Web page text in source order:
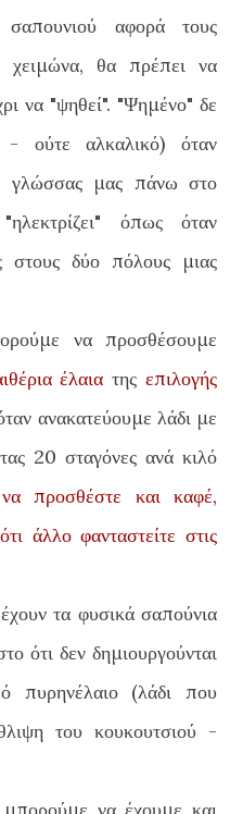
αφορά τους
θα πρέπει να
να "ψηθεί". "Ψημένο" δε
- ούτε αλκαλικό) όταν
γλώσσας μας πάνω στο
όπως όταν
δύο πόλους μιας
να προσθέσουμε
έλαια τηςεπιλογής
ανακατεύουμε λάδι με
20 σταγόνες ανά κιλό
προσθέστε και καφέ,
άλλο φανταστείτε στις
τα φυσικά σαπούνια
ότι δεν δημιουργούνται
πυρηνέλαιο (λάδι που
του κουκουτσιού -
να έχουμε και